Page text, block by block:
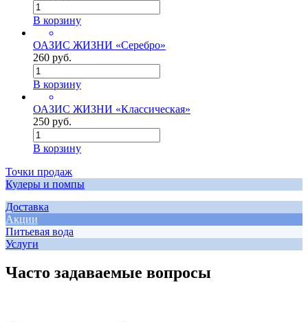
В корзину
ОАЗИС ЖИЗНИ «Серебро»
260 руб.
В корзину
ОАЗИС ЖИЗНИ «Классическая»
250 руб.
В корзину
Точки продаж
Кулеры и помпы
Доставка
Акции
Питьевая вода
Услуги
Часто задаваемые вопросы